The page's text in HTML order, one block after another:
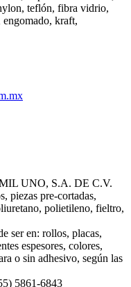
teflón, fibra vidrio,
kraft,
UNO, S.A. DE C.V.
piezas pre-cortadas,
polietileno, fieltro,
ser en: rollos, placas,
espesores, colores,
o sin adhesivo, según las
5861-6843